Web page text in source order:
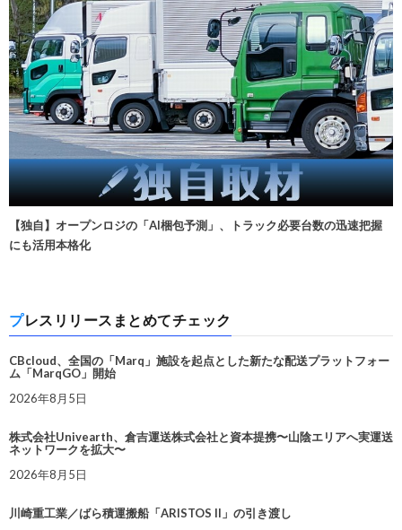
【独自】オープンロジの「AI梱包予測」、トラック必要台数の迅速把握
にも活用本格化
プレスリリースまとめてチェック
CBcloud、全国の「Marq」施設を起点とした新たな配送プラットフォー
ム「MarqGO」開始
2026年8月5日
株式会社Univearth、倉吉運送株式会社と資本提携〜山陰エリアへ実運送
ネットワークを拡大〜
2026年8月5日
川崎重工業／ばら積運搬船「ARISTOS II」の引き渡し